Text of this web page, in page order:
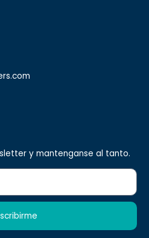
y mantenganse al tanto.